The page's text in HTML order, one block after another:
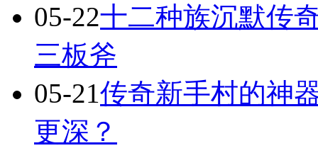
05-22十二种族沉默传
三板斧
05-21传奇新手村的神
更深？